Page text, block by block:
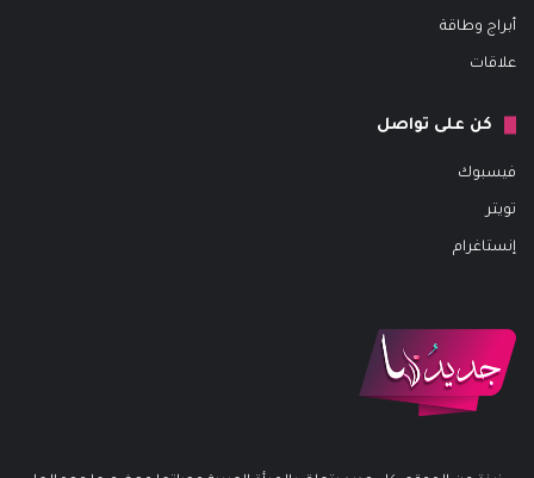
أبراج وطاقة
علاقات
كن على تواصل
فيسبوك
تويتر
إنستاغرام